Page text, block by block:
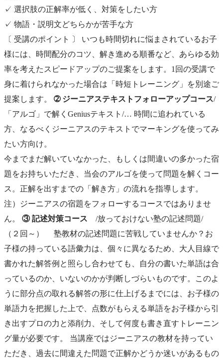
✓ 選択肢の正解率が低く、対策をしたい方
✓ 物語・説明文どちらかが苦手な方
〔 受講のポイント 〕 いつも時間切れに悩まされているお子
様には、時間配分のコツ、解き進める順番など、あらゆる効
率を考えたスピードアップのご提案をします。1回の受講で
身に着けられなかった場合は「時短トレーニング」を別途ご
提案します。 ➁ ジーニアステキストフォローアップコース/
「アルゴ」で解くGeniusテキスト/… 時間に追われている
方、なるべくジーニアスのテキストでマーキングを使ってみ
たい方向け。
今までまだ解いていなかった、もしくは間違いの多かった宿
題をお持ちいただき、当会のアルゴを使って問題を解くコー
ス。正解を出すまでの「解き方」の流れを指導します。
注）ジーニアスの宿題をフォローするコースではありませ
ん。 ③ 記述対策コース /放っておけない塾の記述問題/
（２回～） 塾教材の記述問題に苦戦していませんか？お
子様の持っている語彙力は、個々に異なるため、大人目線で
書かれた解答例と照らし合わせても、自分の書いた単語は合
っているのか、いないのかが判断しづらいものです。このよ
うに部分点の取れる解答の形に仕上げるまでには、お子様の
単語力を把握した上で、点数がもらえる単語をお子様から引
き出すプロの力と添削力、そして何度も書き直すトレーニン
グ量が必要です。 当講座ではジーニアスの教材を持ってい
ただき、過去に間違えた問題で正解かどうか迷いがあるもの